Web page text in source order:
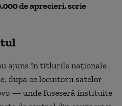
de aprecieri, scrie
ajuns în titlurile naționale
după ce locuitorii satelor
— unde fuseseră instituite